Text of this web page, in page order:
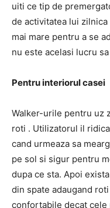
uiti ce tip de
de activitatea lui
mai mare pentru a se
nu este acelasi lucru
Pentru interiorul casei
Walker-urile pentru uz
roti . Utilizatorul il
cand urmeaza sa
pe sol si sigur pentru
dupa ce sta. Apoi
din spate adaugand
confortabile decat cele